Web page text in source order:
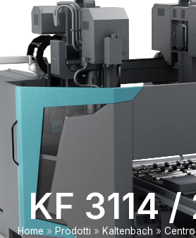
KF 3114 /
Home » Prodotti » Kaltenbach »